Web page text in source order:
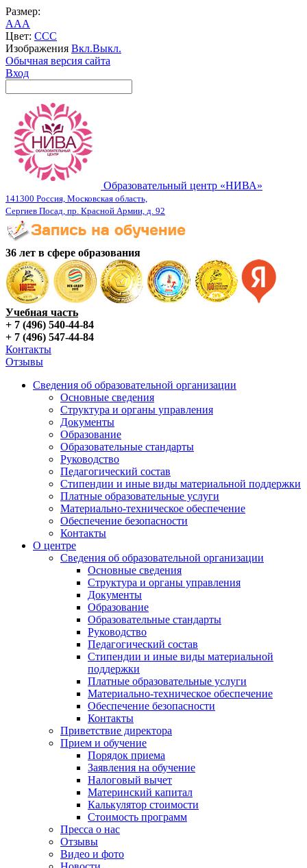
Размер:
AAA
Цвет: CCC
Изображения Вкл.Выкл.
Обычная версия сайта
Вход
Образовательный центр «НИВА»
141300 Россия, Московская область,
Сергиев Посад, пр. Красной Армии, д. 92
36 лет в сфере образования
Учебная часть
+ 7 (496) 540-44-84
+ 7 (496) 547-44-84
Контакты
Отзывы
Сведения об образовательной организации
Основные сведения
Структура и органы управления
Документы
Образование
Образовательные стандарты
Руководство
Педагогический состав
Стипендии и иные виды материальной поддержки
Платные образовательные услуги
Материально-техническое обеспечение
Обеспечение безопасности
Контакты
О центре
Сведения об образовательной организации
Основные сведения
Структура и органы управления
Документы
Образование
Образовательные стандарты
Руководство
Педагогический состав
Стипендии и иные виды материальной
поддержки
Платные образовательные услуги
Материально-техническое обеспечение
Обеспечение безопасности
Контакты
Приветствие директора
Прием и обучение
Порядок приема
Заявления на обучение
Налоговый вычет
Материнский капитал
Калькулятор стоимости
Стоимость программ
Пресса о нас
Отзывы
Видео и фото